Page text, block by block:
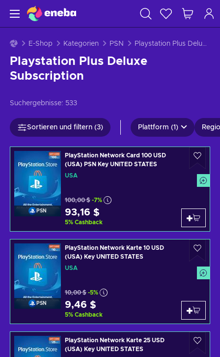
E-Shop Kategorien PSN Playstation Plus Deluxe
Playstation Plus Deluxe
Subscription
Suchergebnisse: 533
Sortieren und filtern (3) Plattform (1)
PSN
PlayStation Network Card 100 USD
(USA) PSN Key UNITED STATES
USA
100,00 $ -7%
93,16 $
5% Cashback
PSN
PlayStation Network Karte 10 USD
(USA) Key UNITED STATES
USA
10,00 $ -5%
9,46 $
5% Cashback
PlayStation Network Karte 25 USD
(USA) Key UNITED STATES